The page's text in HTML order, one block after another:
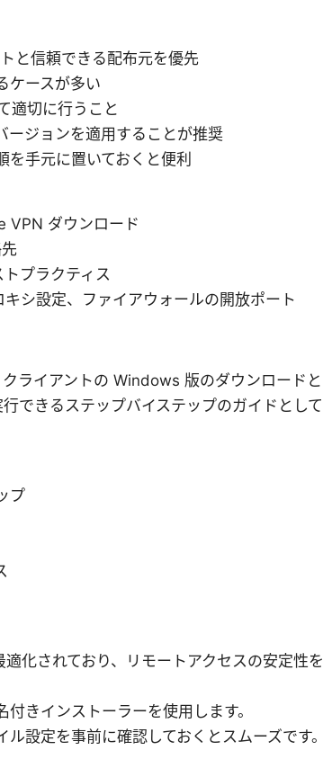
と信頼できる配布元を優先
ケースが多い
適切に行うこと
ージョンを適用することが推奨
を手元に置いておくと便利
VPN ダウンロード
プラクティス
シ設定、ファイアウォールの開放ポート
ライアントの Windows 版のダウンロードと
できるステップバイステップのガイドとして
プ
化されており、リモートアクセスの安定性を
きインストーラーを使用します。
設定を事前に確認しておくとスムーズです。